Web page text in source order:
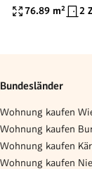
76.89 m² 2
Bundesländer
Wohnung kaufen
Wohnung kaufen
Wohnung kaufen
Wohnung kaufen